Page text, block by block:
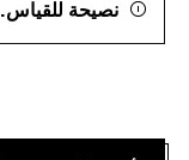
نصيحة